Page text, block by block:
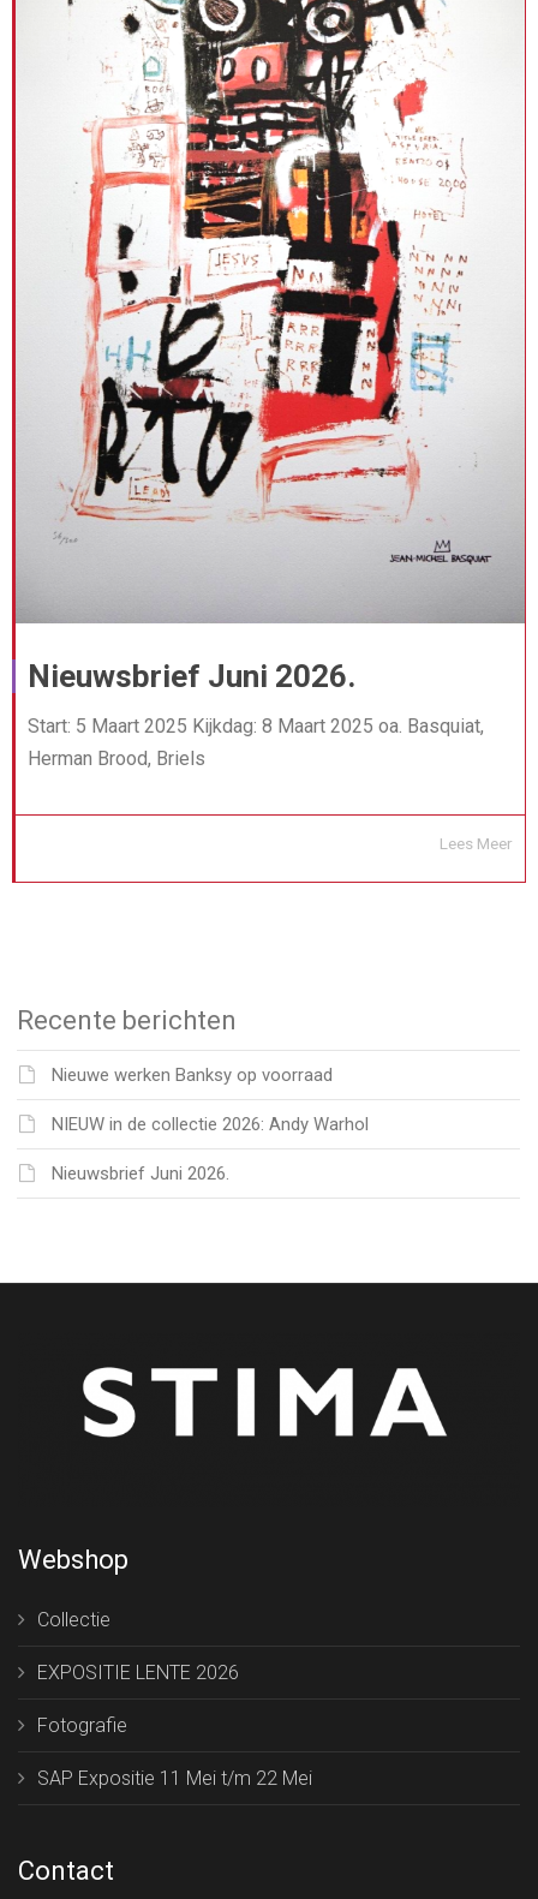
Nieuwsbrief Juni 2026.
Start: 5 Maart 2025 Kijkdag: 8 Maart 2025 oa. Basquiat,
Herman Brood, Briels
Lees Meer
Recente berichten
Nieuwe werken Banksy op voorraad
NIEUW in de collectie 2026: Andy Warhol
Nieuwsbrief Juni 2026.
Webshop
Collectie
EXPOSITIE LENTE 2026
Fotografie
SAP Expositie 11 Mei t/m 22 Mei
Contact